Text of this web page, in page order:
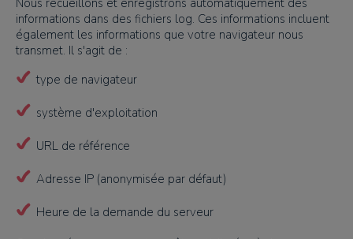
Nous recueillons et enregistrons automatiquement des
informations dans des fichiers log. Ces informations incluent
également les informations que votre navigateur nous
transmet. Il s'agit de :
type de navigateur
système d'exploitation
URL de référence
Adresse IP (anonymisée par défaut)
Heure de la demande du serveur